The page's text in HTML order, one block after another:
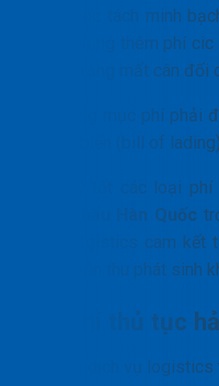
được bóc tách minh
thể áp dụng thêm phí
ra tình trạng mất cân
Mọi hạng mục phí phải
đường biển (bill of
Quản lý tốt các loại
nhập khẩu Hàn Quốc
PTN Logistics cam kết
các khoản thu phát sinh
Chi phí thủ tục
Báo giá dịch vụ